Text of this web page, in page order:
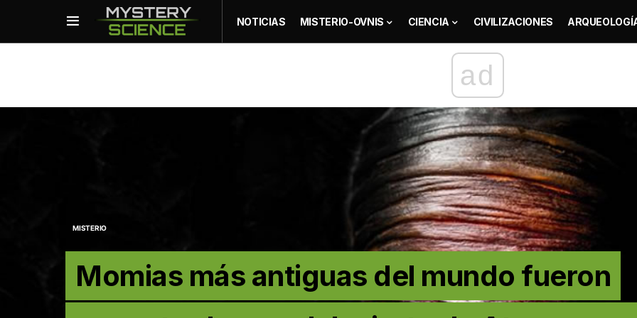
NOTICIAS MISTERIO-OVNIS CIENCIA CIVILIZACIONES
ad
MISTERIO
Momias más antiguas del mundo fueron